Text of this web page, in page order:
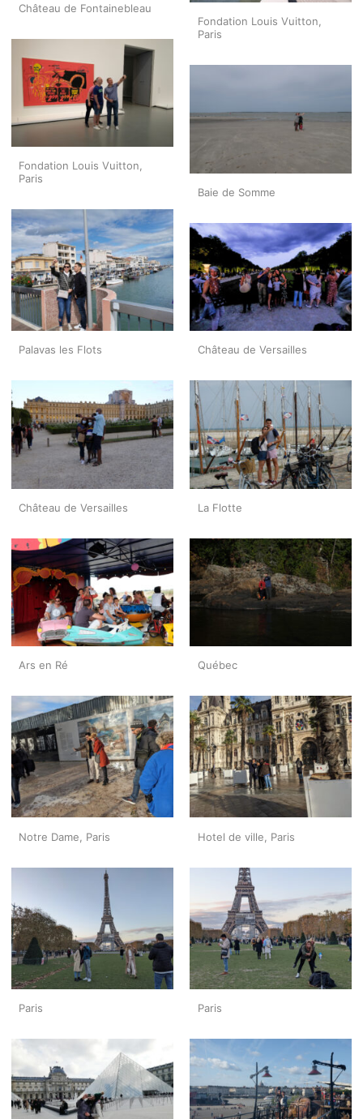
Château de Fontainebleau
Fondation Louis Vuitton,
Paris
Fondation Louis Vuitton,
Paris
Baie de Somme
Palavas les Flots Château de Versailles
Château de Versailles La Flotte
Ars en Ré Québec
Notre Dame, Paris Hotel de ville, Paris
Paris Paris